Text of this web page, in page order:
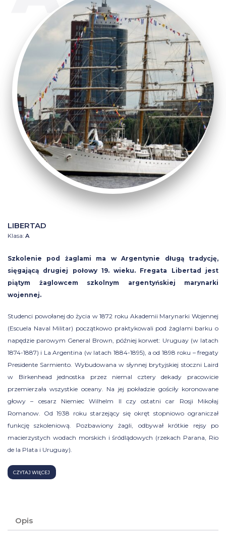
LIBERTAD
Klasa: A
Szkolenie pod żaglami ma w Argentynie długą tradycję,
sięgającą drugiej połowy 19. wieku. Fregata Libertad jest
piątym żaglowcem szkolnym argentyńskiej marynarki
wojennej.
Studenci powołanej do życia w 1872 roku Akademii Marynarki Wojennej
(Escuela Naval Militar) początkowo praktykowali pod żaglami barku o
napędzie parowym General Brown, później korwet: Uruguay (w latach
1874-1887) i La Argentina (w latach 1884-1895), a od 1898 roku – fregaty
Presidente Sarmiento. Wybudowana w słynnej brytyjskiej stoczni Laird
w Birkenhead jednostka przez niemal cztery dekady pracowicie
przemierzała wszystkie oceany. Na jej pokładzie gościły koronowane
głowy – cesarz Niemiec Wilhelm II czy ostatni car Rosji Mikołaj
Romanow. Od 1938 roku starzejący się okręt stopniowo ograniczał
funkcję szkoleniową. Pozbawiony żagli, odbywał krótkie rejsy po
macierzystych wodach morskich i śródlądowych (rzekach Parana, Rio
de la Plata i Uruguay).
CZYTAJ WIĘCEJ
Opis